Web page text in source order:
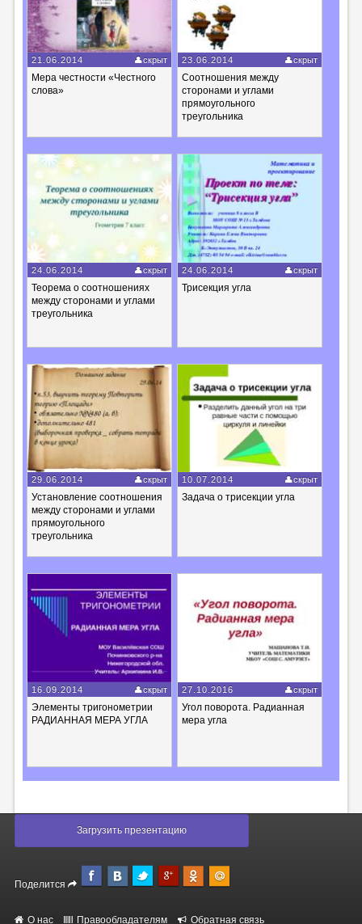
21.06.2014 скрыт
Мера честности «Честного
слова»
23.06.2014 скрыт
Соотношения между
сторонами и углами
прямоугольного
треугольника
24.06.2014 скрыт
Теорема о соотношениях
между сторонами и углами
треугольника
24.06.2014 скрыт
Трисекция угла
29.06.2014 скрыт
Установление соотношения
между сторонами и углами
прямоугольного
треугольника
10.07.2014 скрыт
Задача о трисекции угла
16.09.2014 скрыт
Элементы тригонометрии
РАДИАННАЯ МЕРА УГЛА
27.10.2016 скрыт
Угол поворота. Радианная
мера угла
Загрузить презентацию
Поделится
О нас Правообладателям Обратная связь